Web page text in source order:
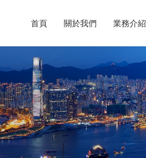
首頁 關於我們 業務介紹